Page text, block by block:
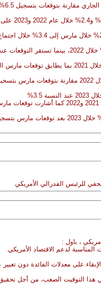
3.5%
للرئيس الفدرالي الأمريكي
، باول :